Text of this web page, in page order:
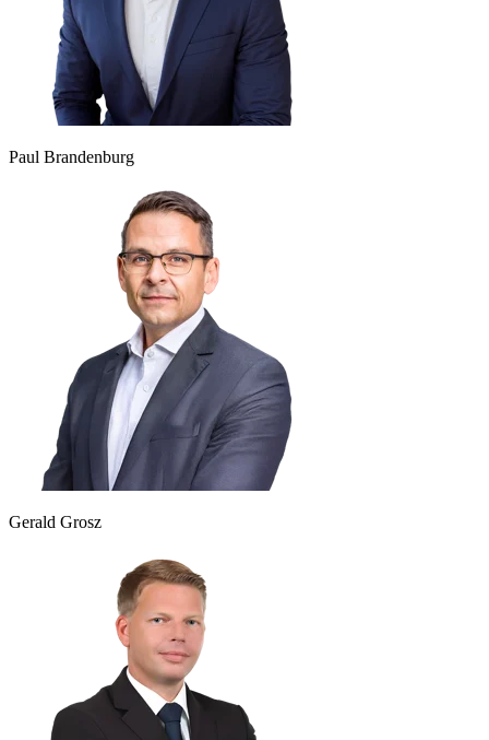
Paul Brandenburg
Gerald Grosz